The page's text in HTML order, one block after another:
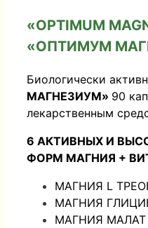
«OPTIMUM
«ОПТИМУМ
Биологически
МАГНЕЗИУМ» 90
лекарственным
6 АКТИВНЫХ И
ФОРМ МАГНИЯ +
МАГНИЯ L
МАГНИЯ
МАГНИЯ МАЛАТ